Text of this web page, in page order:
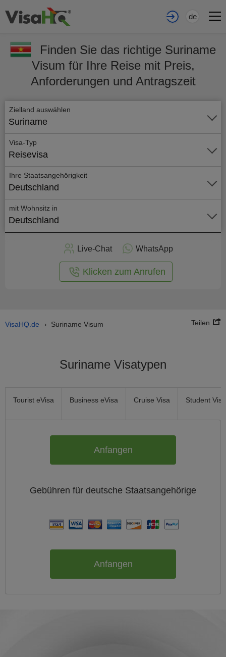
de
Finden Sie das richtige Suriname
Visum für Ihre Reise mit Preis,
Anforderungen und Antragszeit
Zielland auswählen
Suriname
Visa-Typ
Reisevisa
Ihre Staatsangehörigkeit
Deutschland
mit Wohnsitz in
Deutschland
Live-Chat WhatsApp
Klicken zum Anrufen
VisaHQ.de › Suriname Visum Teilen
Suriname Visatypen
Tourist eVisa Business eVisa Cruise Visa Student Visa
Anfangen
Gebühren für deutsche Staatsangehörige
Anfangen